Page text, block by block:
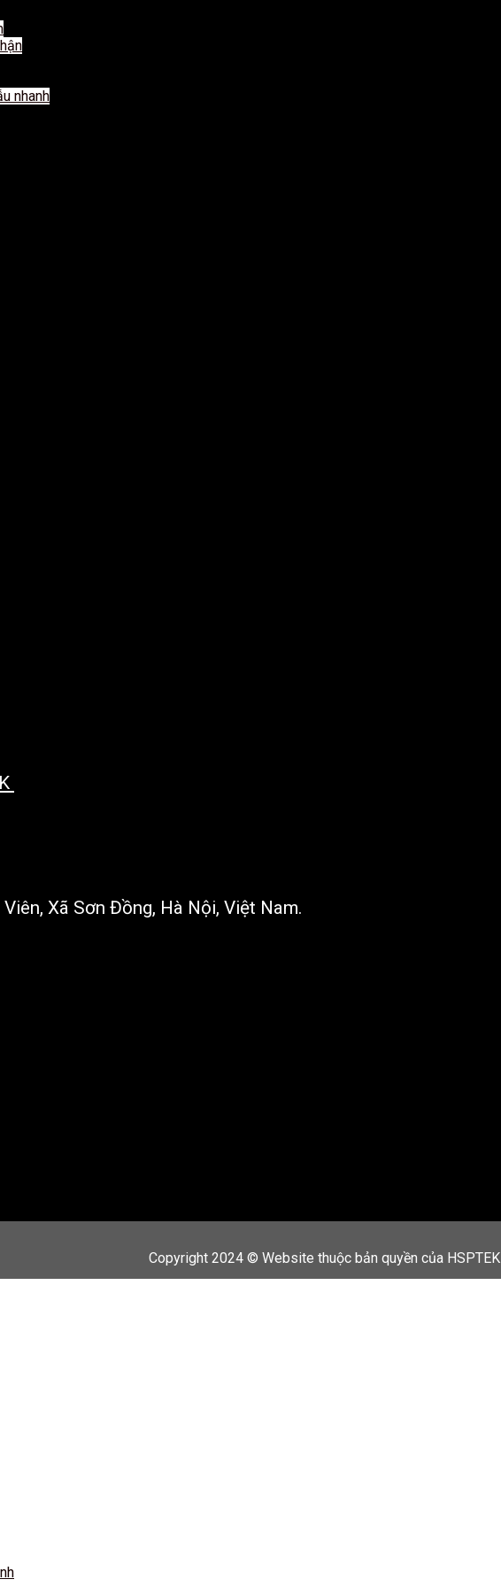
nhanh
Xã Sơn Đồng, Hà Nội, Việt Nam.
Copyright 2024 © Website thuộc bản quyền của HSPTEK